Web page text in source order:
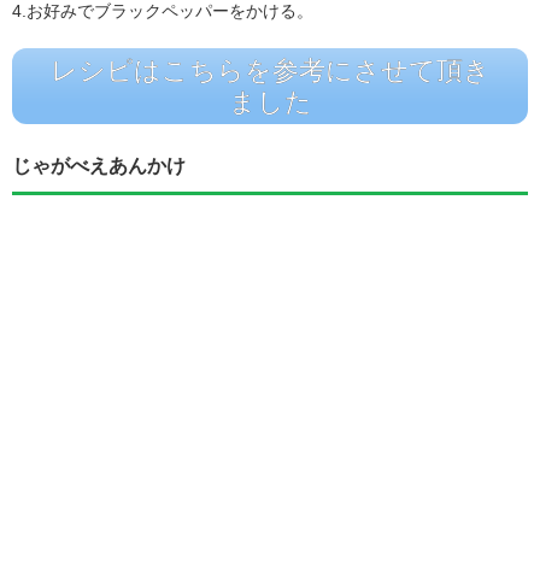
4.お好みでブラックペッパーをかける。
レシピはこちらを参考にさせて頂き
ました
じゃがべえあんかけ